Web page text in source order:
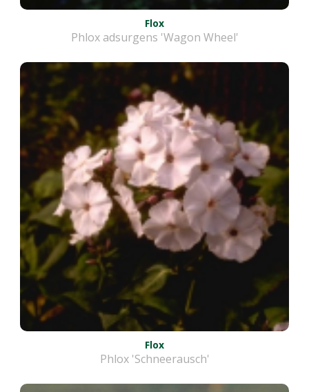
Flox
Phlox adsurgens 'Wagon Wheel'
Flox
Phlox 'Schneerausch'